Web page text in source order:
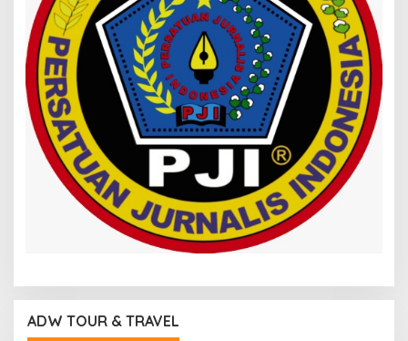
ADW TOUR & TRAVEL